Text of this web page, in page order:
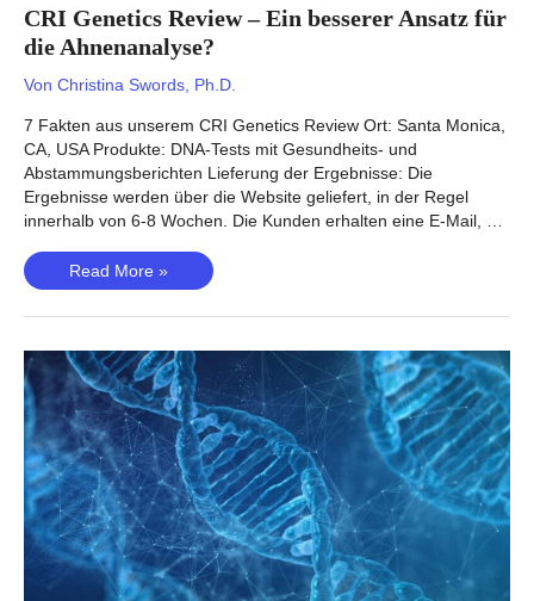
CRI Genetics Review – Ein besserer Ansatz für
die Ahnenanalyse?
Von Christina Swords, Ph.D.
7 Fakten aus unserem CRI Genetics Review Ort: Santa Monica,
CA, USA Produkte: DNA-Tests mit Gesundheits- und
Abstammungsberichten Lieferung der Ergebnisse: Die
Ergebnisse werden über die Website geliefert, in der Regel
innerhalb von 6-8 Wochen. Die Kunden erhalten eine E-Mail, …
CRI
Genetics
Review
Ein
besserer
Ansatz
für
die
Ahnenanalyse?
Read More »